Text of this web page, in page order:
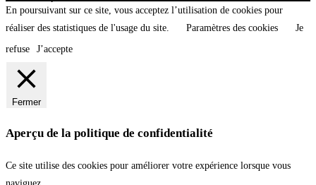
En poursuivant sur ce site, vous acceptez l’utilisation de cookies pour
réaliser des statistiques de l'usage du site.
Paramètres des cookies
Je
refuse
J’accepte
Fermer
Aperçu de la politique de confidentialité
Ce site utilise des cookies pour améliorer votre expérience lorsque vous